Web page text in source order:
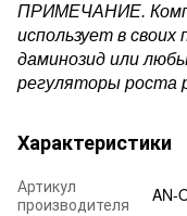
ПРИМЕЧАНИЕ.
использует в своих
даминозид или
регуляторы роста
Характеристики
Артикул
производителя
AN-